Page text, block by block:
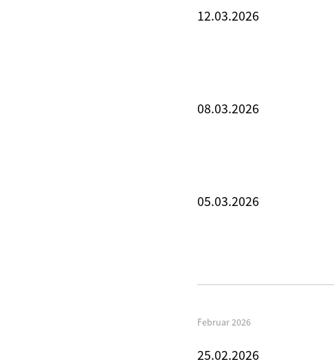
12.03.2026
08.03.2026
05.03.2026
Februar 2026
25.02.2026